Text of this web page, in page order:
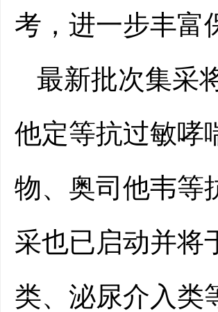
考，进一步丰富
最新批次集采
他定等抗过敏哮
物、奥司他韦等
采也已启动并将
类、泌尿介入类